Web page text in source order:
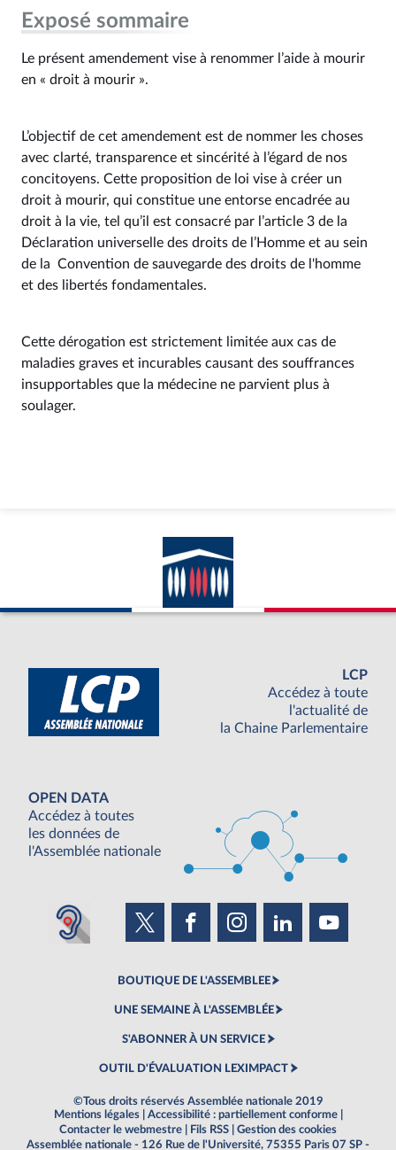
Exposé sommaire
Le présent amendement vise à renommer l’aide à mourir
en « droit à mourir ».
L’objectif de cet amendement est de nommer les choses
avec clarté, transparence et sincérité à l’égard de nos
concitoyens. Cette proposition de loi vise à créer un
droit à mourir, qui constitue une entorse encadrée au
droit à la vie, tel qu’il est consacré par l’article 3 de la
Déclaration universelle des droits de l’Homme et au sein
de la Convention de sauvegarde des droits de l'homme
et des libertés fondamentales.
Cette dérogation est strictement limitée aux cas de
maladies graves et incurables causant des souffrances
insupportables que la médecine ne parvient plus à
soulager.
LCP
Accédez à toute
l'actualité de
la Chaine Parlementaire
OPEN DATA
Accédez à toutes
les données de
l'Assemblée nationale
BOUTIQUE DE L'ASSEMBLEE
UNE SEMAINE À L'ASSEMBLÉE
S'ABONNER À UN SERVICE
OUTIL D'ÉVALUATION LEXIMPACT
©Tous droits réservés Assemblée nationale 2019
Mentions légales
Accessibilité : partiellement conforme
Contacter le webmestre
Fils RSS
Gestion des cookies
Assemblée nationale - 126 Rue de l'Université, 75355 Paris 07 SP -